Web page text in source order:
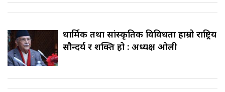
धार्मिक तथा सांस्कृतिक विविधता हाम्रो राष्ट्रिय
सौन्दर्य र शक्ति हो : अध्यक्ष ओली